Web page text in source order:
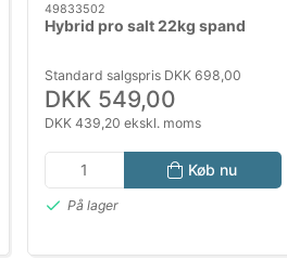
49833502
Hybrid pro salt 22kg spand
Standard salgspris DKK 698,00
DKK 549,00
DKK 439,20 ekskl. moms
Køb nu
På lager